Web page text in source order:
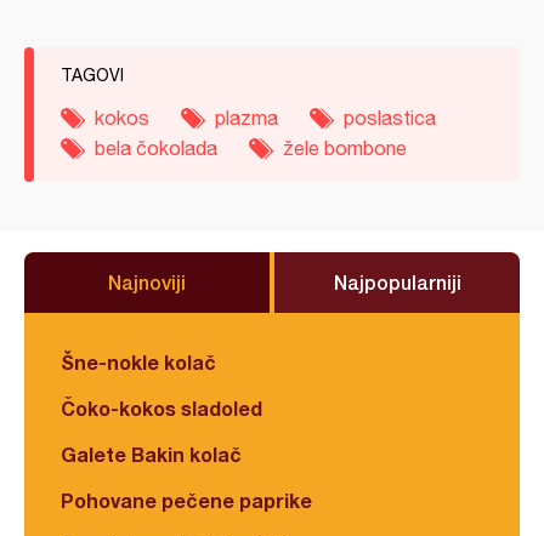
TAGOVI
kokos plazma
poslastica
bela čokolada
žele bombone
Najnoviji Najpopularniji
Šne-nokle kolač
Čoko-kokos sladoled
Galete Bakin kolač
Pohovane pečene paprike